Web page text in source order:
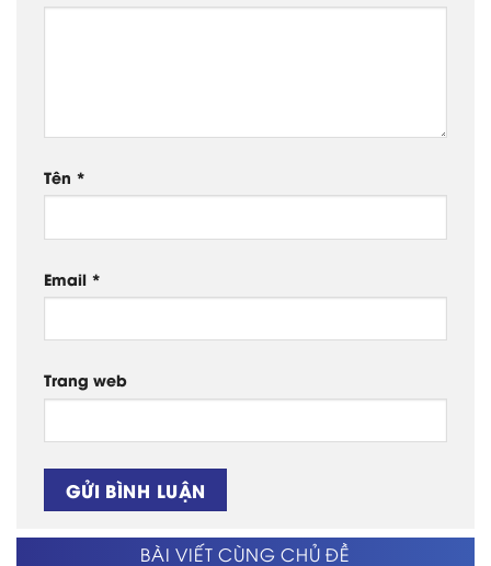
Tên *
Email *
Trang web
BÀI VIẾT CÙNG CHỦ ĐỀ